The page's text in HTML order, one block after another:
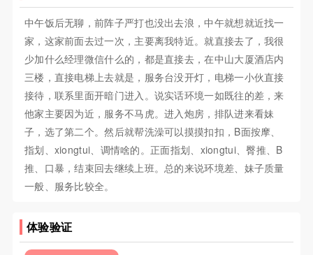
中午饭后无聊，前阵子严打也没出去浪，中午就想就近找一
家，这家前面去过一次，主要离我特近。就直接去了，我很
少加什么经理微信什么的，都是直接去，在中山大厦酒店内
三楼，直接电梯上去就是，服务台没开灯，电梯一小伙直接
接待，联系里面开暗门进入。说实话环境一如既往的差，来
他家主要因为近，服务不马虎。进入炮房，排队进来看妹
子，选了第二个。然后就帮洗澡可以摸摸扣扣，B面按摩、
指划、xiongtui、调情啥的。正面指划、xiongtui、臀推、B
推、口暴，结束回去继续上班。总的来说环境差、妹子质量
一般、服务比较全。
体验验证